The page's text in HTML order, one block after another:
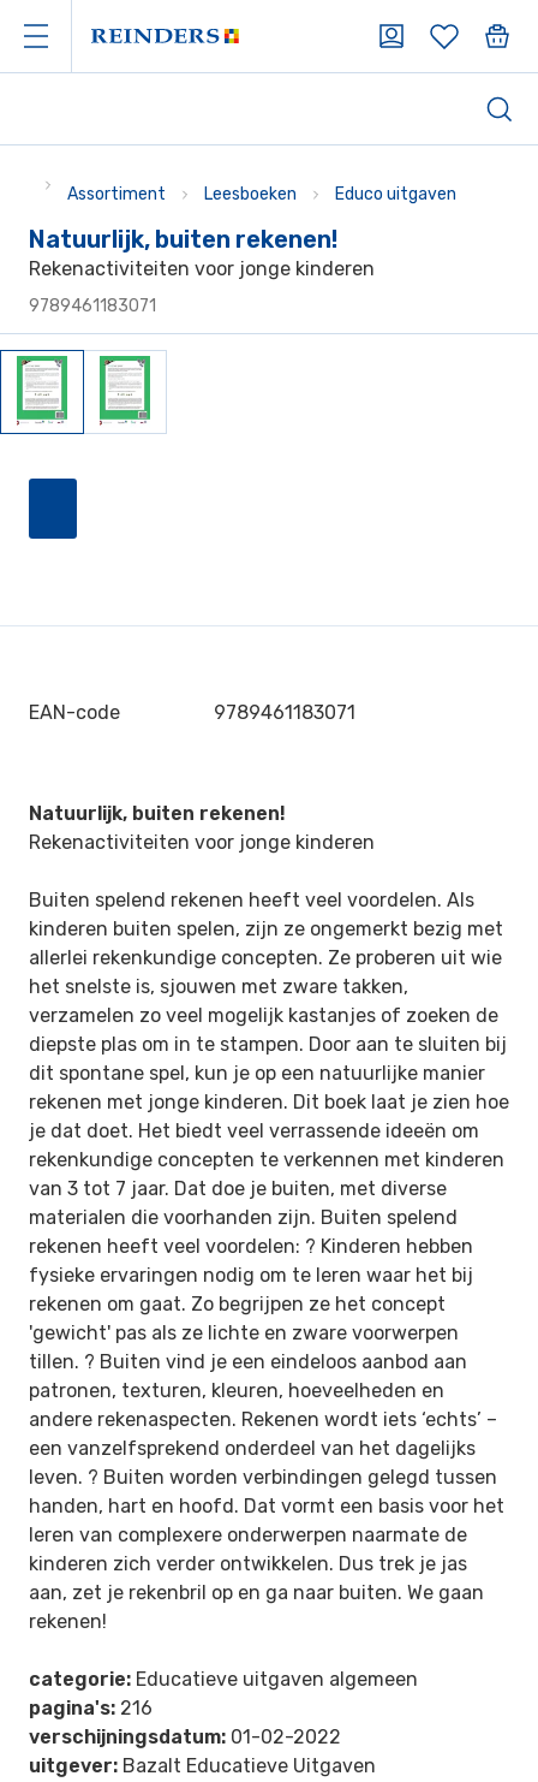
Assortiment Leesboeken Educo uitgaven
Natuurlijk, buiten rekenen!
Rekenactiviteiten voor jonge kinderen
9789461183071
EAN-code 9789461183071
Natuurlijk, buiten rekenen!
Rekenactiviteiten voor jonge kinderen
Buiten spelend rekenen heeft veel voordelen. Als
kinderen buiten spelen, zijn ze ongemerkt bezig met
allerlei rekenkundige concepten. Ze proberen uit wie
het snelste is, sjouwen met zware takken,
verzamelen zo veel mogelijk kastanjes of zoeken de
diepste plas om in te stampen. Door aan te sluiten bij
dit spontane spel, kun je op een natuurlijke manier
rekenen met jonge kinderen. Dit boek laat je zien hoe
je dat doet. Het biedt veel verrassende ideeën om
rekenkundige concepten te verkennen met kinderen
van 3 tot 7 jaar. Dat doe je buiten, met diverse
materialen die voorhanden zijn. Buiten spelend
rekenen heeft veel voordelen: ? Kinderen hebben
fysieke ervaringen nodig om te leren waar het bij
rekenen om gaat. Zo begrijpen ze het concept
'gewicht' pas als ze lichte en zware voorwerpen
tillen. ? Buiten vind je een eindeloos aanbod aan
patronen, texturen, kleuren, hoeveelheden en
andere rekenaspecten. Rekenen wordt iets ‘echts’ –
een vanzelfsprekend onderdeel van het dagelijks
leven. ? Buiten worden verbindingen gelegd tussen
handen, hart en hoofd. Dat vormt een basis voor het
leren van complexere onderwerpen naarmate de
kinderen zich verder ontwikkelen. Dus trek je jas
aan, zet je rekenbril op en ga naar buiten. We gaan
rekenen!
categorie: Educatieve uitgaven algemeen
pagina's: 216
verschijningsdatum: 01-02-2022
uitgever: Bazalt Educatieve Uitgaven